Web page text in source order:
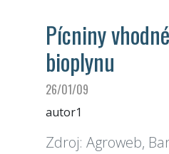
Pícniny
bioplynu
26/01/09
autor1
Zdroj: Agroweb,